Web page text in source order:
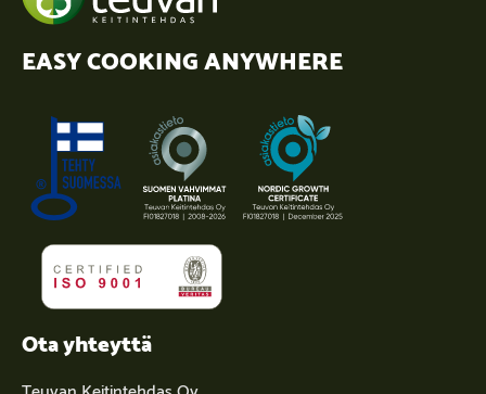
EASY COOKING ANYWHERE
Ota yhteyttä